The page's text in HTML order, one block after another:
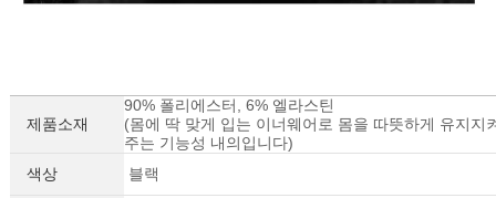
제품소재
90% 폴리에스터, 6% 엘라스틴
(몸에 딱 맞게 입는 이너웨어로 몸을 따뜻하게 유지지
주는 기능성 내의입니다)
색상
블랙